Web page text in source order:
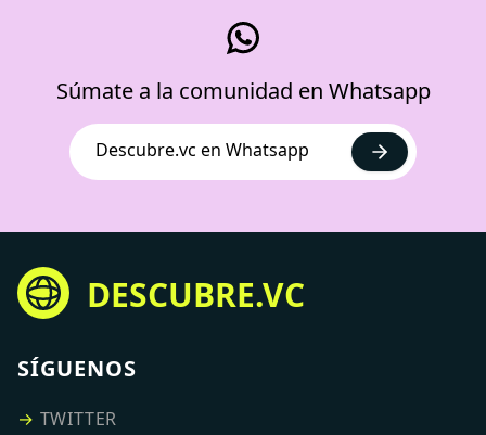
Súmate a la comunidad en Whatsapp
Descubre.vc en Whatsapp
DESCUBRE.VC
SÍGUENOS
→ TWITTER